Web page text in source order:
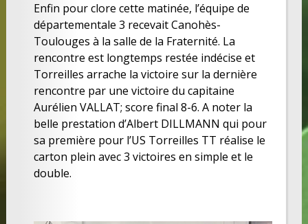
Enfin pour clore cette matinée, l’équipe de
départementale 3 recevait Canohès-
Toulouges à la salle de la Fraternité. La
rencontre est longtemps restée indécise et
Torreilles arrache la victoire sur la dernière
rencontre par une victoire du capitaine
Aurélien VALLAT; score final 8-6. A noter la
belle prestation d’Albert DILLMANN qui pour
sa première pour l’US Torreilles TT réalise le
carton plein avec 3 victoires en simple et le
double.